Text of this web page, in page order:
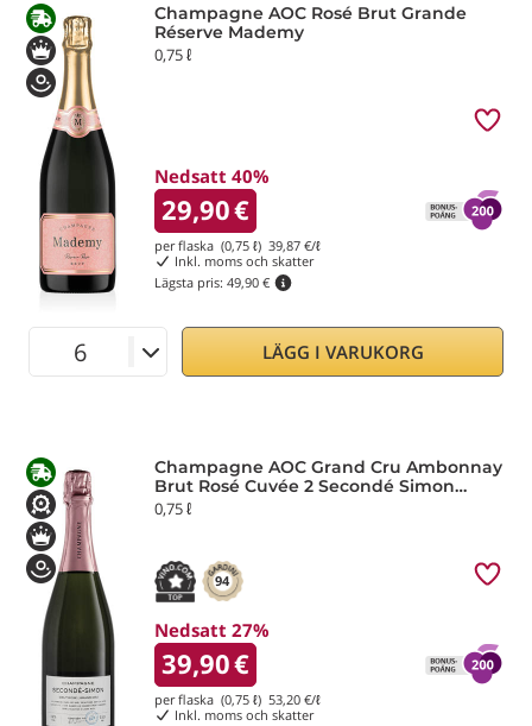
Champagne AOC Rosé Brut Grande
Réserve Mademy
0,75 ℓ
Nedsatt 40%
29,90€
per flaska (0,75 ℓ) 39,87 €/ℓ
Inkl. moms och skatter
Lägsta pris: 49,90 €
LÄGG I VARUKORG
Champagne AOC Grand Cru Ambonnay
Brut Rosé Cuvée 2 Secondé Simon
Laurier
0,75 ℓ
94
Nedsatt 27%
39,90€
per flaska (0,75 ℓ) 53,20 €/ℓ
Inkl. moms och skatter